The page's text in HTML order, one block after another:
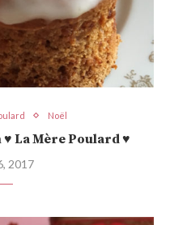
Noël
La Mère Poulard ♥
2017